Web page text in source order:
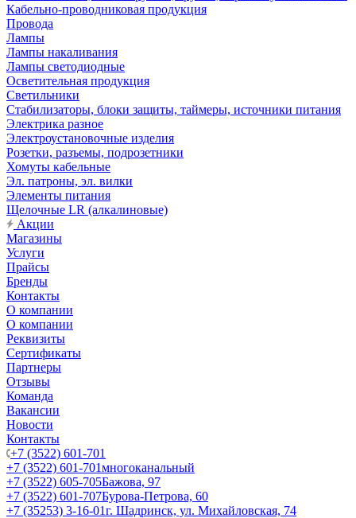
Кабельно-проводниковая продукция
Провода
Лампы
Лампы накаливания
Лампы светодиодные
Осветительная продукция
Светильники
Стабилизаторы, блоки защиты, таймеры, источники питания
Электрика разное
Электроустановочные изделия
Розетки, разъемы, подрозетники
Хомуты кабельные
Эл. патроны, эл. вилки
Элементы питания
Щелочные LR (алкалиновые)
Акции
Магазины
Услуги
Прайсы
Бренды
Контакты
О компании
О компании
Реквизиты
Сертификаты
Партнеры
Отзывы
Команда
Вакансии
Новости
Контакты
+7 (3522) 601-701
+7 (3522) 601-701многоканальный
+7 (3522) 605-705Бажова, 97
+7 (3522) 601-707Бурова-Петрова, 60
+7 (35253) 3-16-01г. Шадринск, ул. Михайловская, 74